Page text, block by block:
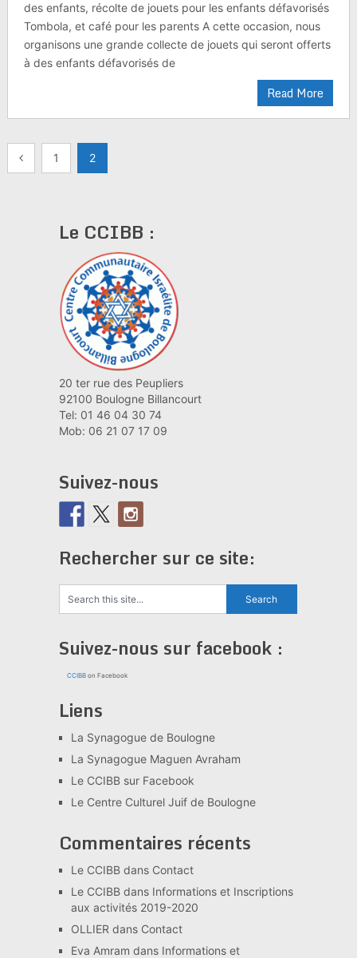
des enfants, récolte de jouets pour les enfants défavorisés
Tombola, et café pour les parents A cette occasion, nous
organisons une grande collecte de jouets qui seront offerts
à des enfants défavorisés de
Read More
Pagination
1 2
Le CCIBB :
20 ter rue des Peupliers
92100 Boulogne Billancourt
Tel: 01 46 04 30 74
Mob: 06 21 07 17 09
Suivez-nous
Rechercher sur ce site:
Suivez-nous sur facebook :
CCIBBon Facebook
Liens
La Synagogue de Boulogne
La Synagogue Maguen Avraham
Le CCIBB sur Facebook
Le Centre Culturel Juif de Boulogne
Commentaires récents
Le CCIBBdans Contact
Le CCIBBdans Informations et Inscriptions
aux activités 2019-2020
OLLIER dans Contact
Eva Amram dans Informations et